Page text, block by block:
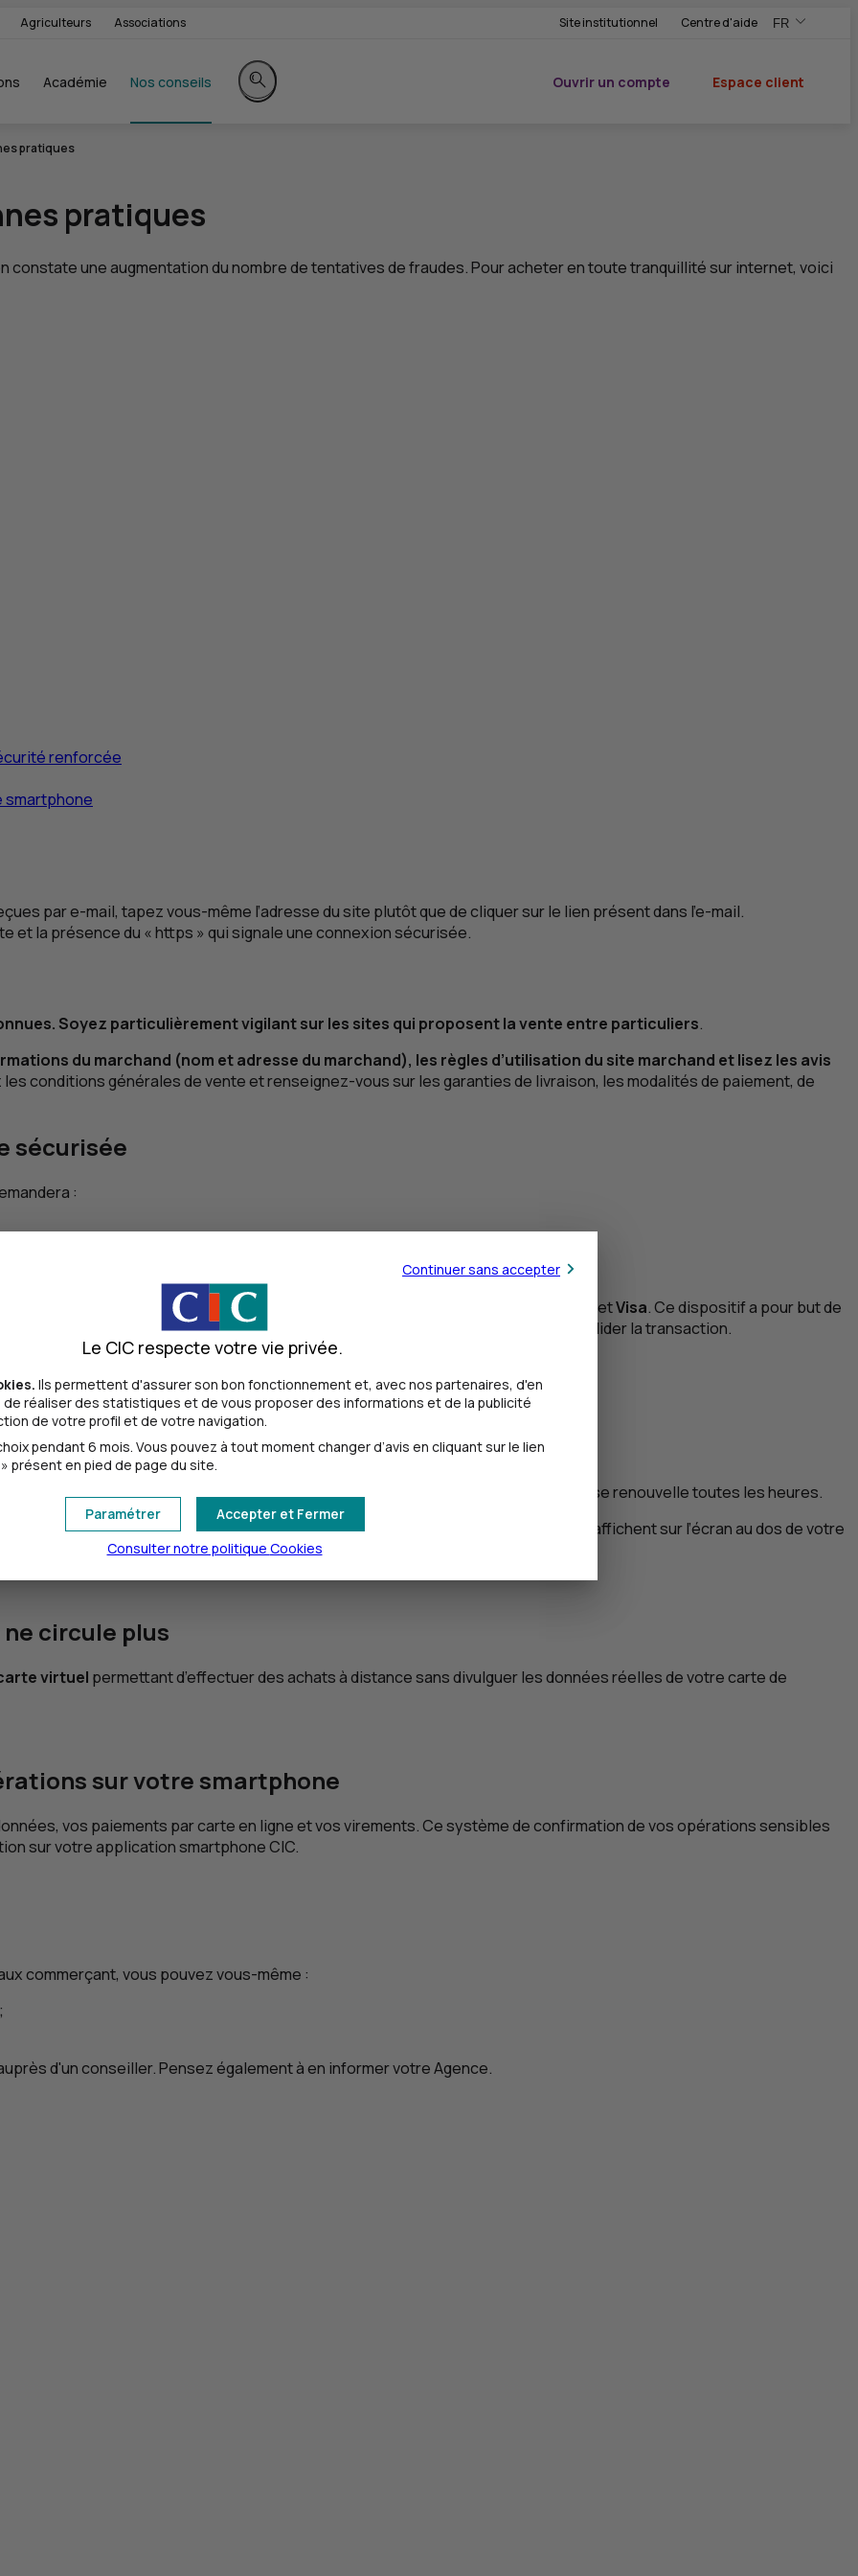
Agriculteurs Associations Site institutionnel Centre d'aide FR
,Version
,Changer de
Académie Nos conseils
Rechercher sur le site
Ouvrir un compte
Espace client
pratiques
pratiques
une augmentation du nombre de tentatives de fraudes. Pour acheter en toute tranquillité sur internet, voici
renforcée
smartphone
par e-mail, tapez vous-même l’adresse du site plutôt que de cliquer sur le lien présent dans l’e-mail.
et la présence du « https » qui signale une connexion sécurisée.
Soyez particulièrement vigilant sur les sites qui proposent la vente entre particuliers.
du marchand (nom et adresse du marchand), les règles d’utilisation du site marchand et lisez les avis
conditions générales de vente et renseignez-vous sur les garanties de livraison, les modalités de paiement, de
sécurisée
:
3D-Secure , qui utilise les programmes etVisa. Ce dispositif a pour but de
une page sécurisée de votre banque où vous devez vous authentifier afin de valider la transaction.
le récapitulatif de commande qui vous est généralement envoyé par e-mail.
paiement à sécurité renforcée
à 3 chiffres au dos de la carte) est désormais affiché sur un écran dynamique et se renouvelle toutes les heures.
: lors d’un achat en ligne, vous renseignez les chiffres du cryptogramme qui s’affichent sur l’écran au dos de votre
circule plus
virtuel permettant d’effectuer des achats à distance sans divulguer les données réelles de votre carte de
sur votre smartphone
vos paiements par carte en ligne et vos virements. Ce système de confirmation de vos opérations sensibles
sur votre application smartphoneCIC.
commerçant, vous pouvez vous-même :
;
d'un conseiller. Pensez également à en informer votre Agence.
Continuer sans accepter
Le CIC respecte votre vie privée.
Ils permettent d'assurer son bon fonctionnement et, avec nos partenaires, d'en
réaliser des statistiques et de vous proposer des informations et de la publicité
de votre profil et de votre navigation.
pendant 6 mois. Vous pouvez à tout moment changer d’avis en cliquant sur le lien
présent en pied de page du site.
Accepter et Fermer
Paramétrer
Consulter notre politique Cookies